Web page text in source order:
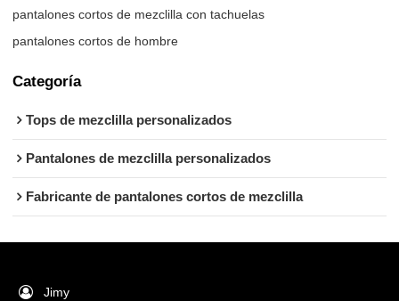
pantalones cortos de mezclilla con tachuelas
pantalones cortos de hombre
Categoría
Tops de mezclilla personalizados
Pantalones de mezclilla personalizados
Fabricante de pantalones cortos de mezclilla
Jimy